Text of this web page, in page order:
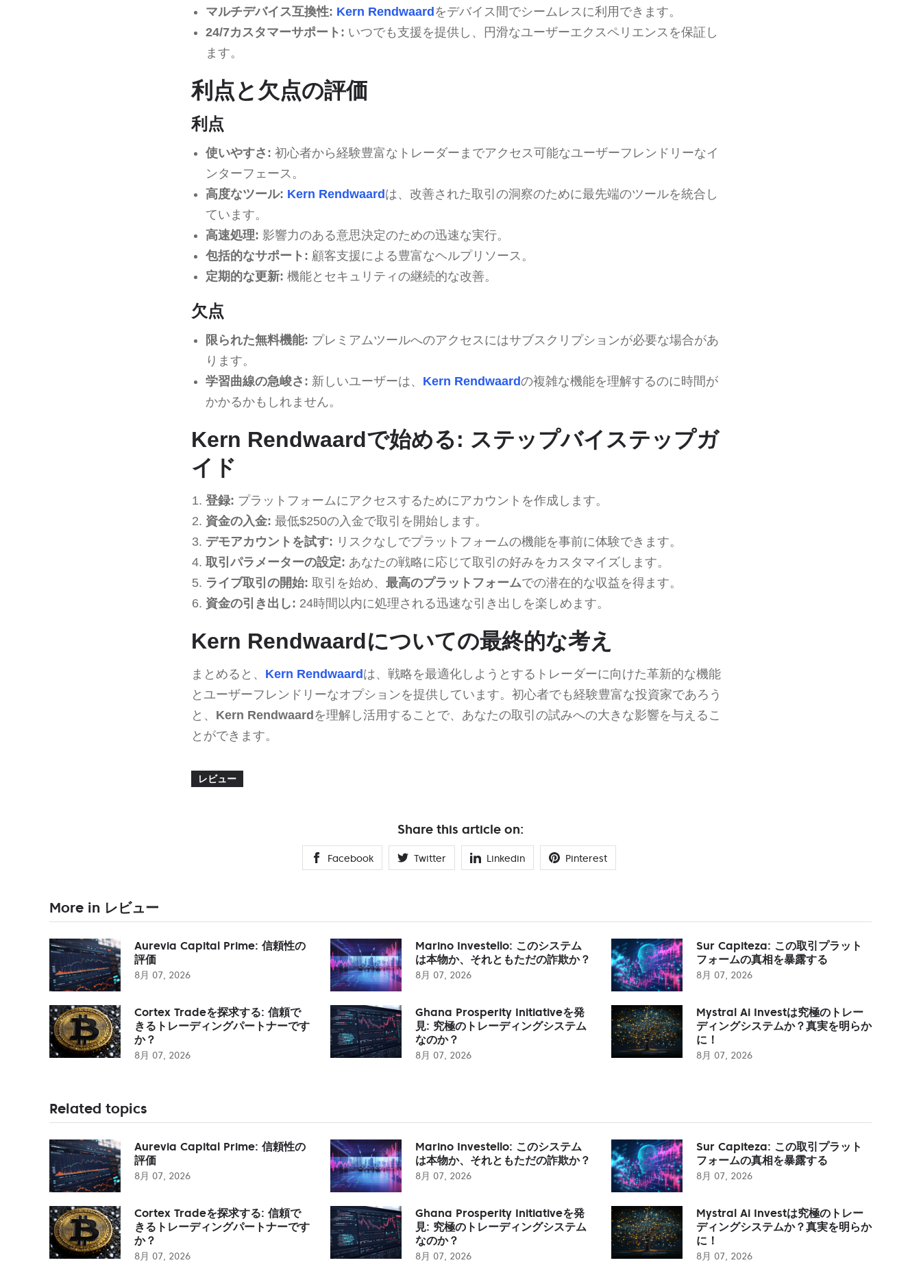
マルチデバイス互換性: Kern Rendwaardをデバイス間でシームレスに利用できます。
24/7カスタマーサポート: いつでも支援を提供し、円滑なユーザーエクスペリエンスを保証し
ます。
利点と欠点の評価
利点
使いやすさ: 初心者から経験豊富なトレーダーまでアクセス可能なユーザーフレンドリーなイ
ンターフェース。
高度なツール: Kern Rendwaardは、改善された取引の洞察のために最先端のツールを統合し
ています。
高速処理: 影響力のある意思決定のための迅速な実行。
包括的なサポート: 顧客支援による豊富なヘルプリソース。
定期的な更新: 機能とセキュリティの継続的な改善。
欠点
限られた無料機能: プレミアムツールへのアクセスにはサブスクリプションが必要な場合があ
ります。
学習曲線の急峻さ: 新しいユーザーは、 Kern Rendwaardの複雑な機能を理解するのに時間が
かかるかもしれません。
Kern Rendwaardで始める: ステップバイステップガ
イド
登録: プラットフォームにアクセスするためにアカウントを作成します。
資金の入金: 最低$250の入金で取引を開始します。
デモアカウントを試す: リスクなしでプラットフォームの機能を事前に体験できます。
取引パラメーターの設定: あなたの戦略に応じて取引の好みをカスタマイズします。
ライブ取引の開始: 取引を始め、 最高のプラットフォームでの潜在的な収益を得ます。
資金の引き出し: 24時間以内に処理される迅速な引き出しを楽しめます。
Kern Rendwaardについての最終的な考え
まとめると、 Kern Rendwaardは、戦略を最適化しようとするトレーダーに向けた革新的な機能
とユーザーフレンドリーなオプションを提供しています。初心者でも経験豊富な投資家であろう
と、 Kern Rendwaardを理解し活用することで、あなたの取引の試みへの大きな影響を与えるこ
とができます。
レビュー
Share this article on:
Facebook Twitter Linkedin Pinterest
More in レビュー
Aurevia Capital Prime: 信頼性の
評価
8月 07, 2026
Marino Investello: このシステム
は本物か、それともただの詐欺か？
8月 07, 2026
Sur Capiteza: この取引プラット
フォームの真相を暴露する
8月 07, 2026
Cortex Tradeを探求する: 信頼で
きるトレーディングパートナーです
か？
8月 07, 2026
Ghana Prosperity Initiativeを発
見: 究極のトレーディングシステム
なのか？
8月 07, 2026
Mystral Ai Investは究極のトレー
ディングシステムか？真実を明らか
に！
8月 07, 2026
Related topics
Aurevia Capital Prime: 信頼性の
評価
8月 07, 2026
Marino Investello: このシステム
は本物か、それともただの詐欺か？
8月 07, 2026
Sur Capiteza: この取引プラット
フォームの真相を暴露する
8月 07, 2026
Cortex Tradeを探求する: 信頼で
きるトレーディングパートナーです
か？
8月 07, 2026
Ghana Prosperity Initiativeを発
見: 究極のトレーディングシステム
なのか？
8月 07, 2026
Mystral Ai Investは究極のトレー
ディングシステムか？真実を明らか
に！
8月 07, 2026